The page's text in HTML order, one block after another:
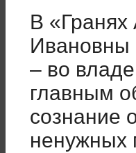
В «Гранях
Ивановны
– во
главным
сознание
ненужных